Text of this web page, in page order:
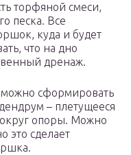
торфяной смеси,
песка. Все
куда и будет
что на дно
дренаж.
сформировать
– плетущееся
опоры. Можно
это сделает